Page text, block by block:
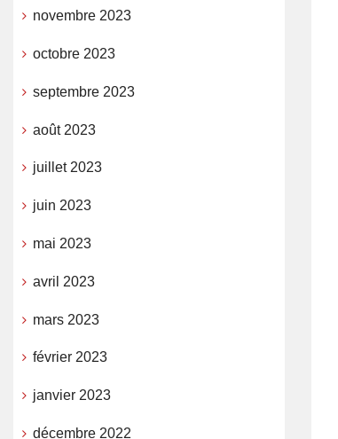
novembre 2023
octobre 2023
septembre 2023
août 2023
juillet 2023
juin 2023
mai 2023
avril 2023
mars 2023
février 2023
janvier 2023
décembre 2022